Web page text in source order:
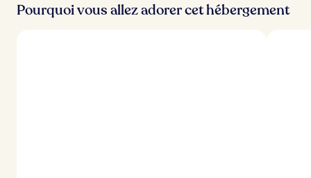
e
u
Pourquoi vous allez adorer cet hébergement